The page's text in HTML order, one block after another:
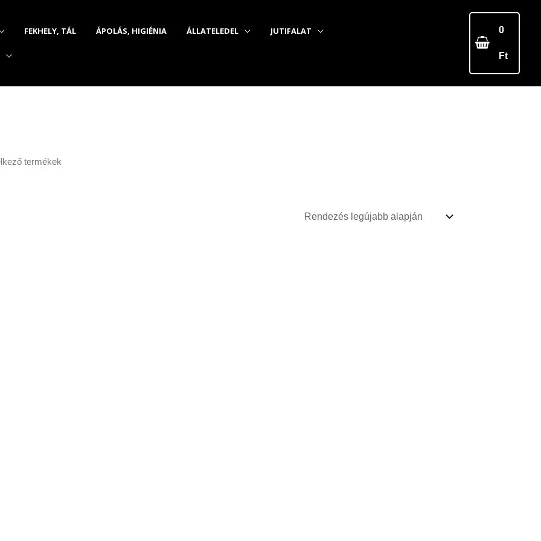
FEKHELY, TÁL ÁPOLÁS, HIGIÉNIA ÁLLATELEDEL JUTIFALAT 0
Ft
termékek